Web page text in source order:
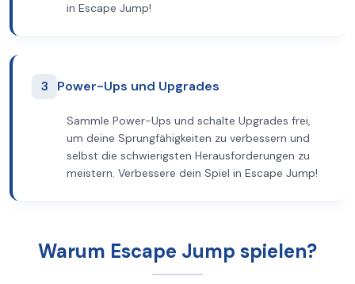
in Escape Jump!
3 Power-Ups und Upgrades
Sammle Power-Ups und schalte Upgrades frei,
um deine Sprungfähigkeiten zu verbessern und
selbst die schwierigsten Herausforderungen zu
meistern. Verbessere dein Spiel in Escape Jump!
Warum Escape Jump spielen?